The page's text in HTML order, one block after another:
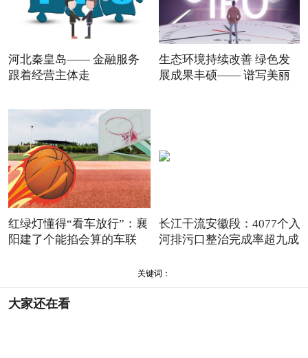
河北秦皇岛—— 金融服务
跟着经营主体走
生态环境持续改善 绿色发
展成果丰硕—— 谱写美丽
红绿灯懂得“看车放行”：襄
阳建了个能掐会算的车联
长江干流安徽段：4077个入
河排污口整治完成率超九成
关键词：
大家还在看